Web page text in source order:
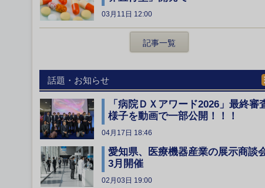
03月11日 12:00
記事一覧
話題・お知らせ
「病院ＤＸアワード2026」最終審
様子を動画で一部公開！！！
04月17日 18:46
愛知県、医療機器産業の展示商談
3月開催
02月03日 19:00